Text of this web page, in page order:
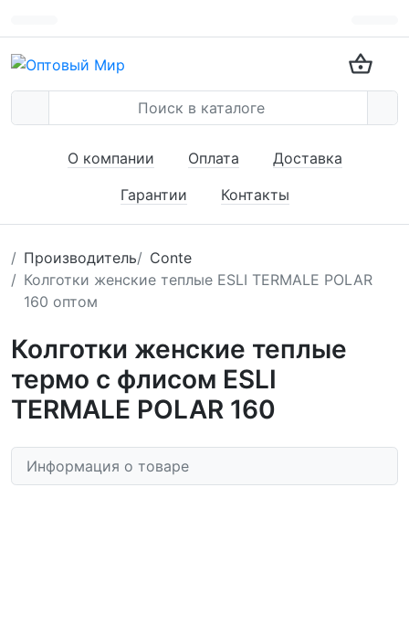
О компании Оплата
Доставка
Гарантии
Контакты
Производитель
Conte
Колготки женские теплые ESLI TERMALE POLAR
160 оптом
Колготки женские теплые
термо с флисом ESLI
TERMALE POLAR 160
Информация о товаре